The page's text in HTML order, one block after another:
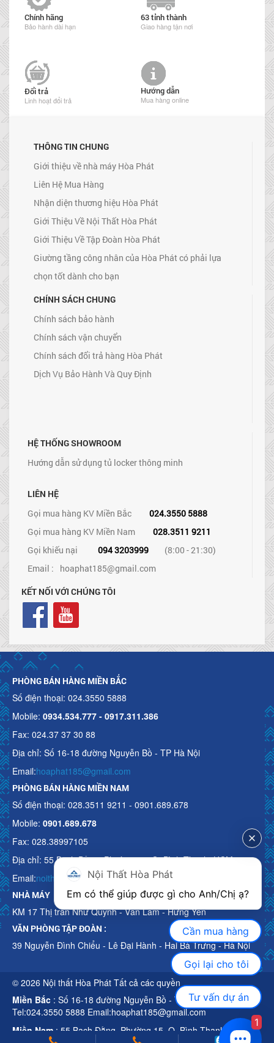
Chính hãng
Bảo hành dài hạn
63 tỉnh thành
Giao hàng tận nơi
Đổi trả
Linh hoạt đổi trả
Hướng dẫn
Mua hàng online
THÔNG TIN CHUNG
Giới thiệu về nhà máy Hòa Phát
Liên Hệ Mua Hàng
Nhận diện thương hiệu Hòa Phát
Giới Thiệu Về Nội Thất Hòa Phát
Giới Thiệu Về Tập Đoàn Hòa Phát
Giường tầng công nhân của Hòa Phát có phải lựa
chọn tốt dành cho bạn
CHÍNH SÁCH CHUNG
Chính sách bảo hành
Chính sách vận chuyển
Chính sách đổi trả hàng Hòa Phát
Dịch Vụ Bảo Hành Và Quy Định
HỆ THỐNG SHOWROOM
Hướng dẫn sử dụng tủ locker thông minh
LIÊN HỆ
Gọi mua hàng KV Miền Bắc
024.3550 5888
Gọi mua hàng KV Miền Nam
028.3511 9211
Gọi khiếu nại
094 3203999
(8:00 - 21:30)
Email : hoaphat185@gmail.com
KẾT NỐI VỚI CHÚNG TÔI
PHÒNG BÁN HÀNG MIỀN BẮC
Số điện thoại: 024.3550 5888
Mobile: 0934.534.777 - 0917.311.386
Fax: 024.37 37 30 88
Địa chỉ: Số 16-18 đường Nguyễn Bồ - TP Hà Nội
Email:hoaphat185@gmail.com
PHÒNG BÁN HÀNG MIỀN NAM
Số điện thoại: 028.3511 9211 - 0901.689.678
Mobile: 0901.689.678
Fax: 028.38997105
Địa chỉ: 55 Bạch Đằng, Phường 15, Q. Bình Thạnh, HCM
Email:noithathoaphattot@gmail.com
NHÀ MÁY
KM 17 Thị trấn Như Quỳnh - Văn Lâm - Hưng Yên
VĂN PHÒNG TẬP ĐOÀN :
39 Nguyễn Đình Chiểu - Lê Đại Hành - Hai Bà Trưng - Hà Nội
© 2026 Nội thất Hòa Phát Tất cả các quyền
Miền Bắc : Số 16-18 đường Nguyễn Bồ - TP Hà Nội
Tel:024.3550 5888 Email:hoaphat185@gmail.com
Miền Nam : 55 Bạch Đằng, Phường 15, Q. Bình Thạnh, HCM
Nội Thất Hòa Phát
Cần mua hàng
Gọi lại cho tôi
Tư vấn dự án
1